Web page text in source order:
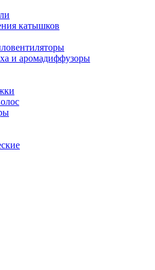
катышков
и аромадиффузоры